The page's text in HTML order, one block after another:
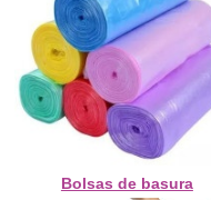
Bolsas de basura